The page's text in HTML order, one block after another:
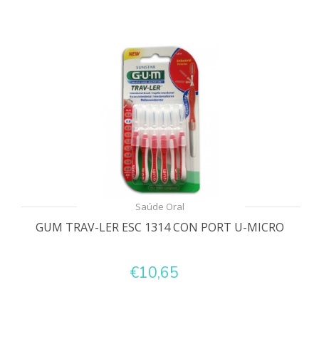
Saúde Oral
GUM TRAV-LER ESC 1314 CON PORT U-MICRO
€10,65